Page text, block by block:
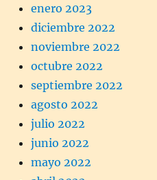
enero 2023
diciembre 2022
noviembre 2022
octubre 2022
septiembre 2022
agosto 2022
julio 2022
junio 2022
mayo 2022